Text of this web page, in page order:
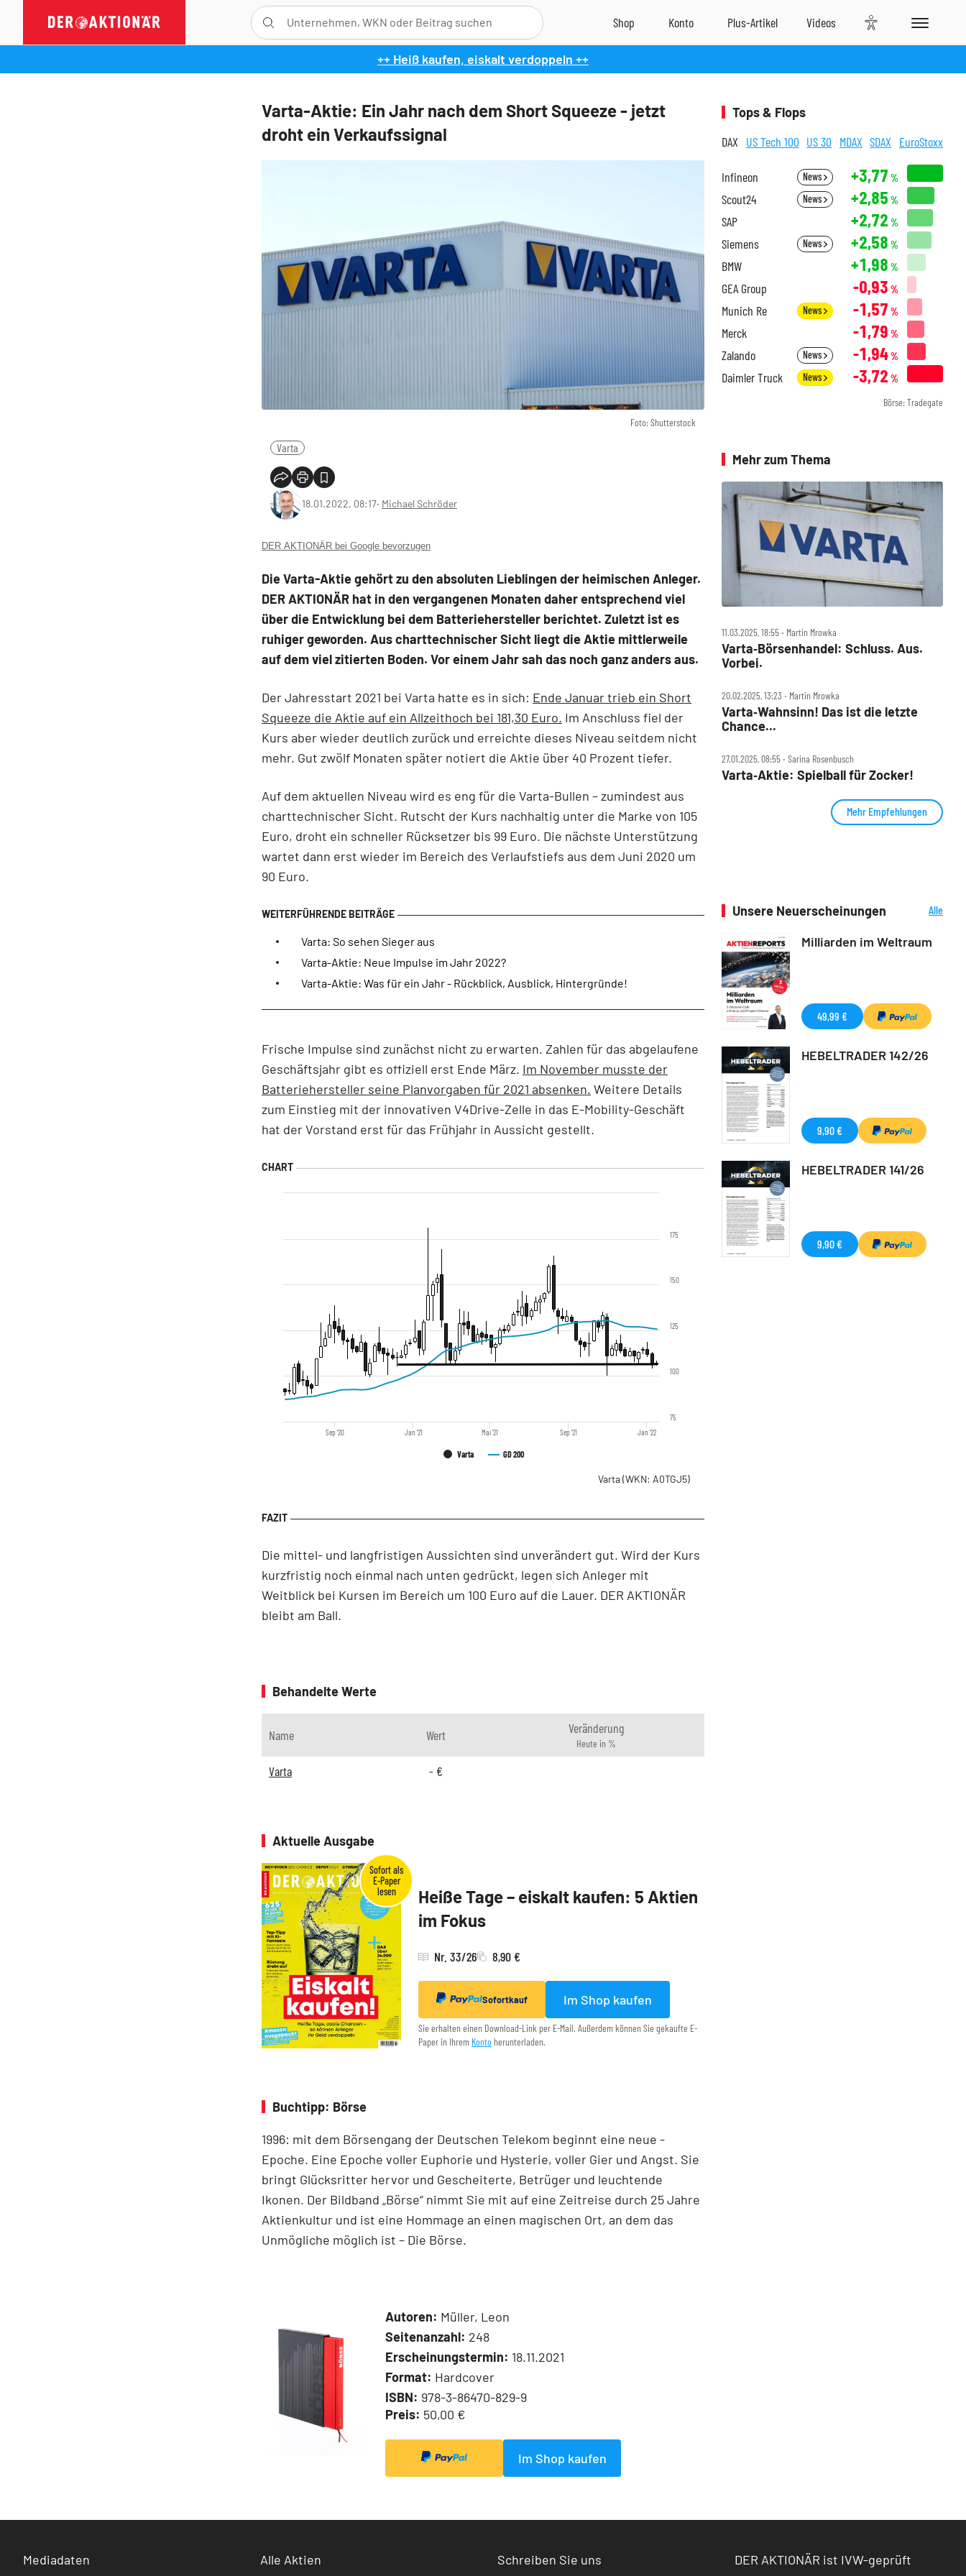
++ Heiß kaufen, eiskalt verdoppeln ++
Varta-Aktie: Ein Jahr nach dem Short Squeeze - jetzt
droht ein Verkaufssignal
Foto: Shutterstock
Varta
18.01.2022, 08:17‧ Michael Schröder
DER AKTIONÄR bei Google bevorzugen
Die Varta-Aktie gehört zu den absoluten Lieblingen der heimischen Anleger.
DER AKTIONÄR hat in den vergangenen Monaten daher entsprechend viel
über die Entwicklung bei dem Batteriehersteller berichtet. Zuletzt ist es
ruhiger geworden. Aus charttechnischer Sicht liegt die Aktie mittlerweile
auf dem viel zitierten Boden. Vor einem Jahr sah das noch ganz anders aus.
Der Jahresstart 2021 bei Varta hatte es in sich: Ende Januar trieb ein Short
Squeeze die Aktie auf ein Allzeithoch bei 181,30 Euro. Im Anschluss fiel der
Kurs aber wieder deutlich zurück und erreichte dieses Niveau seitdem nicht
mehr. Gut zwölf Monaten später notiert die Aktie über 40 Prozent tiefer.
Auf dem aktuellen Niveau wird es eng für die Varta-Bullen – zumindest aus
charttechnischer Sicht. Rutscht der Kurs nachhaltig unter die Marke von 105
Euro, droht ein schneller Rücksetzer bis 99 Euro. Die nächste Unterstützung
wartet dann erst wieder im Bereich des Verlaufstiefs aus dem Juni 2020 um
90 Euro.
Varta: So sehen Sieger aus
Varta-Aktie: Neue Impulse im Jahr 2022?
Varta-Aktie: Was für ein Jahr - Rückblick, Ausblick, Hintergründe!
Frische Impulse sind zunächst nicht zu erwarten. Zahlen für das abgelaufene
Geschäftsjahr gibt es offiziell erst Ende März. Im November musste der
Batteriehersteller seine Planvorgaben für 2021 absenken. Weitere Details
zum Einstieg mit der innovativen V4Drive-Zelle in das E-Mobility-Geschäft
hat der Vorstand erst für das Frühjahr in Aussicht gestellt.
Varta GD 200
Sep '20 Jan '21 Mai '21 Sep '21 Jan '22
75
100
125
150
175
Varta(WKN: A0TGJ5)
Die mittel- und langfristigen Aussichten sind unverändert gut. Wird der Kurs
kurzfristig noch einmal nach unten gedrückt, legen sich Anleger mit
Weitblick bei Kursen im Bereich um 100 Euro auf die Lauer. DER AKTIONÄR
bleibt am Ball.
Behandelte Werte
Name Wert Veränderung
Heute in %
Varta - €
Aktuelle Ausgabe
Heiße Tage – eiskalt kaufen: 5 Aktien
im Fokus
Nr. 33/26 8,90 €
Sofortkauf Im Shop kaufen
Sie erhalten einen Download-Link per E-Mail. Außerdem können Sie gekaufte E-
Paper in Ihrem Konto herunterladen.
Buchtipp: Börse
1996: mit dem ­Börsen­­gang der Deutschen Telekom ­beginnt eine neue ­
Epoche. Eine Epoche voller ­Euphorie und Hysterie, ­voller Gier und Angst. Sie
bringt Glücksritter ­hervor und ­Gescheiterte, ­Betrüger und leuchtende
Ikonen. Der Bildband ­„Börse“ nimmt Sie mit auf eine Zeit­reise durch 25 Jahre
Aktienkultur und ist eine Hommage an ­einen ­magischen Ort, an dem das
Unmögliche ­möglich ist – Die Börse.
Autoren: Müller, Leon
Seitenanzahl: 248
Erscheinungstermin: 18.11.2021
Format: Hardcover
ISBN: 978-3-86470-829-9
Preis: 50,00 €
Im Shop kaufen
Tops & Flops
DAX US Tech 100 US 30 MDAX SDAX EuroStoxx
Infineon News +3,77 %
Scout24 News +2,85 %
SAP +2,72 %
Siemens News +2,58 %
BMW +1,98 %
GEA Group -0,93 %
Munich Re News -1,57 %
Merck -1,79 %
Zalando News -1,94%
Daimler Truck News -3,72 %
Börse: Tradegate
Mehr zum Thema
11.03.2025, 18:55 ‧ Martin Mrowka
Varta‑Börsenhandel: Schluss. Aus.
Vorbei.
20.02.2025, 13:23 ‧ Martin Mrowka
Varta‑Wahnsinn! Das ist die letzte
Chance...
27.01.2025, 08:55 ‧ Sarina Rosenbusch
Varta‑Aktie: Spielball für Zocker!
Mehr Empfehlungen
Unsere Neuerscheinungen
Alle
Milliarden im Weltraum
49,99 €
HEBELTRADER 142/26
9,90 €
HEBELTRADER 141/26
9,90 €
Mediadaten Alle Aktien Schreiben Sie uns DER AKTIONÄR ist IVW-geprüft